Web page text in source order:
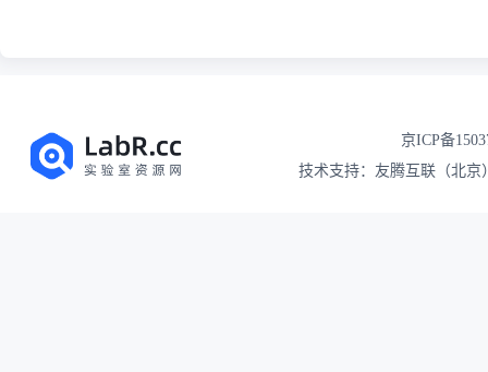
京ICP备
技术支持：友腾互联（北京